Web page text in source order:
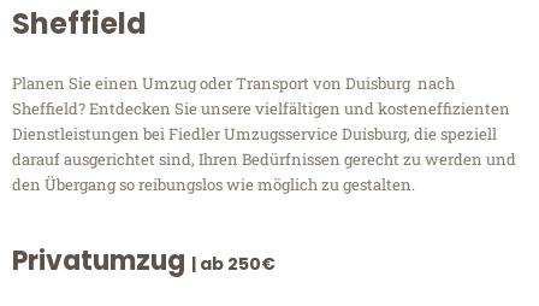
Sheffield
Planen Sie einen Umzug oder Transport von Duisburg nach
Sheffield? Entdecken Sie unsere vielfältigen und kosteneffizienten
Dienstleistungen bei Fiedler Umzugsservice Duisburg, die speziell
darauf ausgerichtet sind, Ihren Bedürfnissen gerecht zu werden und
den Übergang so reibungslos wie möglich zu gestalten.
Privatumzug | ab 250€